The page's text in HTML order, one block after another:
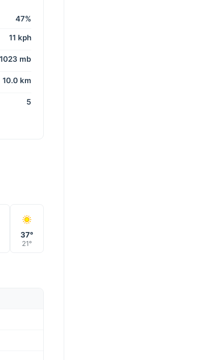
47%
11 kph
1023 mb
10.0 km
5
37°
21°